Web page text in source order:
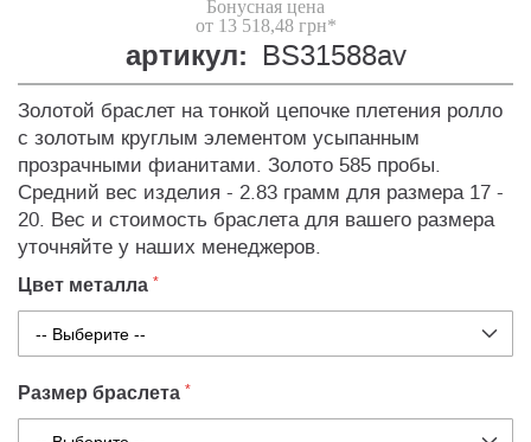
Бонусная цена
от 13 518,48 грн*
артикул: BS31588av
Золотой браслет на тонкой цепочке плетения ролло
с золотым круглым элементом усыпанным
прозрачными фианитами. Золото 585 пробы.
Средний вес изделия - 2.83 грамм для размера 17 -
20. Вес и стоимость браслета для вашего размера
уточняйте у наших менеджеров.
Цвет металла
Размер браслета